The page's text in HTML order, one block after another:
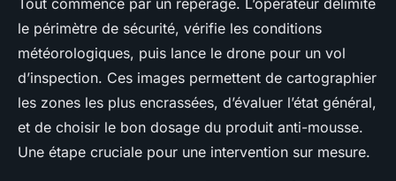
Tout commence par un repérage. L’opérateur délimite
le périmètre de sécurité, vérifie les conditions
météorologiques, puis lance le drone pour un vol
d’inspection. Ces images permettent de cartographier
les zones les plus encrassées, d’évaluer l’état général,
et de choisir le bon dosage du produit anti-mousse.
Une étape cruciale pour une intervention sur mesure.